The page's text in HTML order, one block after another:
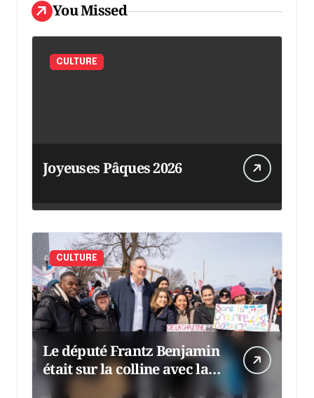
You Missed
CULTURE
Joyeuses Pâques 2026
CULTURE
Le député Frantz Benjamin
était sur la colline avec la
chaumine